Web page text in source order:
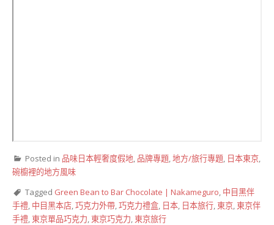
Posted in 品味日本輕奢度假地, 品牌專題,地方/旅行專題, 日本東京,
碗櫥裡的地方風味
Tagged Green Bean to Bar Chocolate | Nakameguro, 中目黑伴
手禮, 中目黑本店,巧克力外帶,巧克力禮盒, 日本, 日本旅行, 東京, 東京伴
手禮, 東京單品巧克力, 東京巧克力, 東京旅行